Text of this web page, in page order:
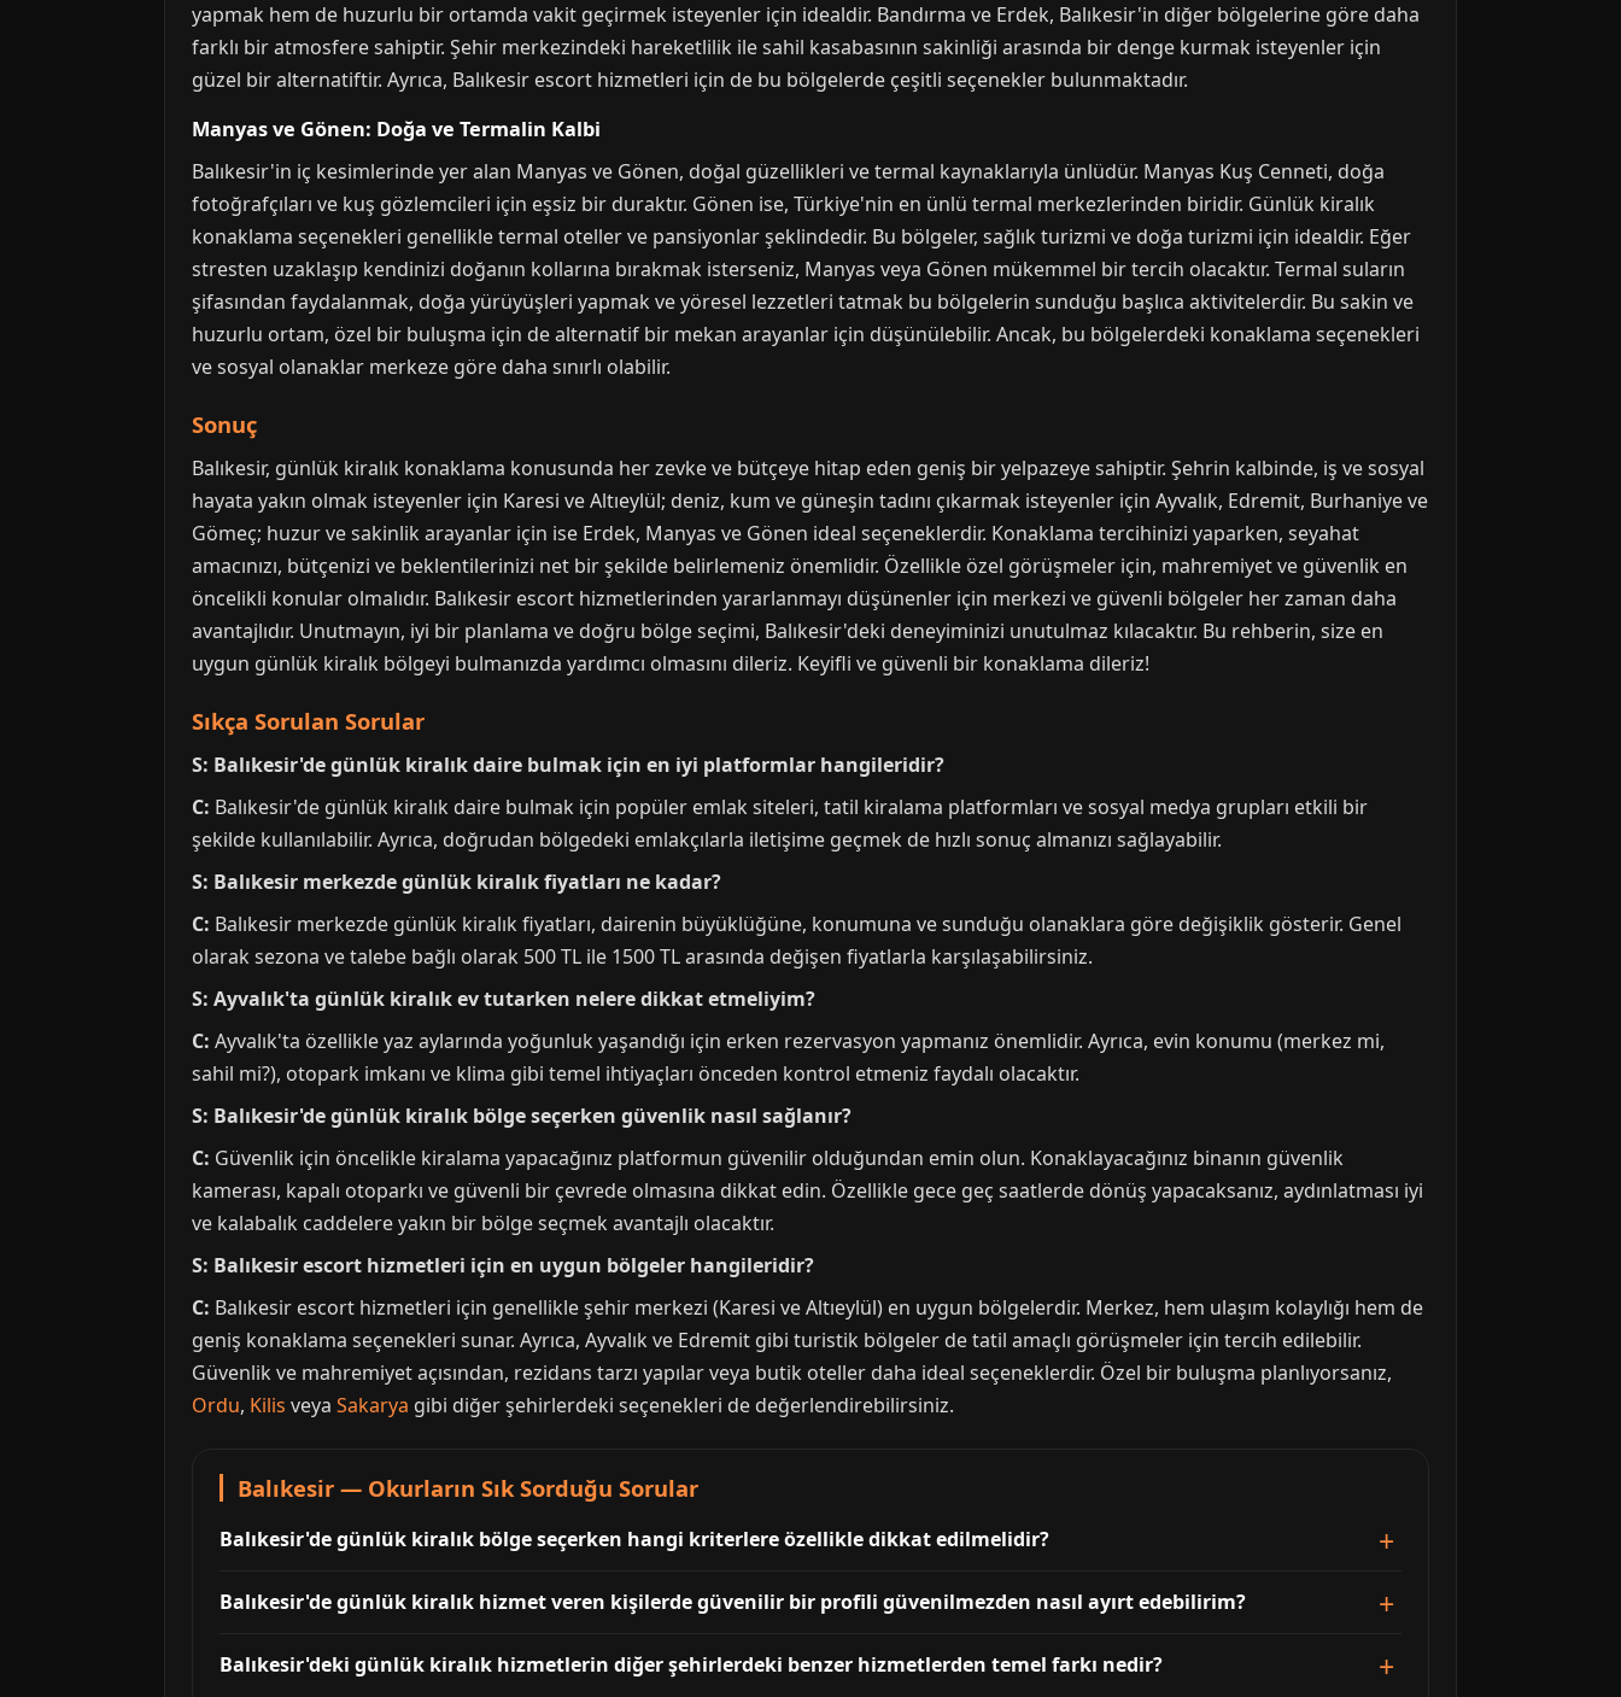
yapmak hem de huzurlu bir ortamda vakit geçirmek isteyenler için idealdir. Bandırma ve Erdek, Balıkesir'in diğer bölgelerine göre daha
farklı bir atmosfere sahiptir. Şehir merkezindeki hareketlilik ile sahil kasabasının sakinliği arasında bir denge kurmak isteyenler için
güzel bir alternatiftir. Ayrıca, Balıkesir escort hizmetleri için de bu bölgelerde çeşitli seçenekler bulunmaktadır.
Manyas ve Gönen: Doğa ve Termalin Kalbi
Balıkesir'in iç kesimlerinde yer alan Manyas ve Gönen, doğal güzellikleri ve termal kaynaklarıyla ünlüdür. Manyas Kuş Cenneti, doğa
fotoğrafçıları ve kuş gözlemcileri için eşsiz bir duraktır. Gönen ise, Türkiye'nin en ünlü termal merkezlerinden biridir. Günlük kiralık
konaklama seçenekleri genellikle termal oteller ve pansiyonlar şeklindedir. Bu bölgeler, sağlık turizmi ve doğa turizmi için idealdir. Eğer
stresten uzaklaşıp kendinizi doğanın kollarına bırakmak isterseniz, Manyas veya Gönen mükemmel bir tercih olacaktır. Termal suların
şifasından faydalanmak, doğa yürüyüşleri yapmak ve yöresel lezzetleri tatmak bu bölgelerin sunduğu başlıca aktivitelerdir. Bu sakin ve
huzurlu ortam, özel bir buluşma için de alternatif bir mekan arayanlar için düşünülebilir. Ancak, bu bölgelerdeki konaklama seçenekleri
ve sosyal olanaklar merkeze göre daha sınırlı olabilir.
Sonuç
Balıkesir, günlük kiralık konaklama konusunda her zevke ve bütçeye hitap eden geniş bir yelpazeye sahiptir. Şehrin kalbinde, iş ve sosyal
hayata yakın olmak isteyenler için Karesi ve Altıeylül; deniz, kum ve güneşin tadını çıkarmak isteyenler için Ayvalık, Edremit, Burhaniye ve
Gömeç; huzur ve sakinlik arayanlar için ise Erdek, Manyas ve Gönen ideal seçeneklerdir. Konaklama tercihinizi yaparken, seyahat
amacınızı, bütçenizi ve beklentilerinizi net bir şekilde belirlemeniz önemlidir. Özellikle özel görüşmeler için, mahremiyet ve güvenlik en
öncelikli konular olmalıdır. Balıkesir escort hizmetlerinden yararlanmayı düşünenler için merkezi ve güvenli bölgeler her zaman daha
avantajlıdır. Unutmayın, iyi bir planlama ve doğru bölge seçimi, Balıkesir'deki deneyiminizi unutulmaz kılacaktır. Bu rehberin, size en
uygun günlük kiralık bölgeyi bulmanızda yardımcı olmasını dileriz. Keyifli ve güvenli bir konaklama dileriz!
Sıkça Sorulan Sorular
S: Balıkesir'de günlük kiralık daire bulmak için en iyi platformlar hangileridir?
C: Balıkesir'de günlük kiralık daire bulmak için popüler emlak siteleri, tatil kiralama platformları ve sosyal medya grupları etkili bir
şekilde kullanılabilir. Ayrıca, doğrudan bölgedeki emlakçılarla iletişime geçmek de hızlı sonuç almanızı sağlayabilir.
S: Balıkesir merkezde günlük kiralık fiyatları ne kadar?
C: Balıkesir merkezde günlük kiralık fiyatları, dairenin büyüklüğüne, konumuna ve sunduğu olanaklara göre değişiklik gösterir. Genel
olarak sezona ve talebe bağlı olarak 500 TL ile 1500 TL arasında değişen fiyatlarla karşılaşabilirsiniz.
S: Ayvalık'ta günlük kiralık ev tutarken nelere dikkat etmeliyim?
C: Ayvalık'ta özellikle yaz aylarında yoğunluk yaşandığı için erken rezervasyon yapmanız önemlidir. Ayrıca, evin konumu (merkez mi,
sahil mi?), otopark imkanı ve klima gibi temel ihtiyaçları önceden kontrol etmeniz faydalı olacaktır.
S: Balıkesir'de günlük kiralık bölge seçerken güvenlik nasıl sağlanır?
C: Güvenlik için öncelikle kiralama yapacağınız platformun güvenilir olduğundan emin olun. Konaklayacağınız binanın güvenlik
kamerası, kapalı otoparkı ve güvenli bir çevrede olmasına dikkat edin. Özellikle gece geç saatlerde dönüş yapacaksanız, aydınlatması iyi
ve kalabalık caddelere yakın bir bölge seçmek avantajlı olacaktır.
S: Balıkesir escort hizmetleri için en uygun bölgeler hangileridir?
C: Balıkesir escort hizmetleri için genellikle şehir merkezi (Karesi ve Altıeylül) en uygun bölgelerdir. Merkez, hem ulaşım kolaylığı hem de
geniş konaklama seçenekleri sunar. Ayrıca, Ayvalık ve Edremit gibi turistik bölgeler de tatil amaçlı görüşmeler için tercih edilebilir.
Güvenlik ve mahremiyet açısından, rezidans tarzı yapılar veya butik oteller daha ideal seçeneklerdir. Özel bir buluşma planlıyorsanız,
Ordu, Kilis veya Sakarya gibi diğer şehirlerdeki seçenekleri de değerlendirebilirsiniz.
Balıkesir — Okurların Sık Sorduğu Sorular
Balıkesir'de günlük kiralık bölge seçerken hangi kriterlere özellikle dikkat edilmelidir?
Balıkesir'de günlük kiralık hizmet veren kişilerde güvenilir bir profili güvenilmezden nasıl ayırt edebilirim?
Balıkesir'deki günlük kiralık hizmetlerin diğer şehirlerdeki benzer hizmetlerden temel farkı nedir?